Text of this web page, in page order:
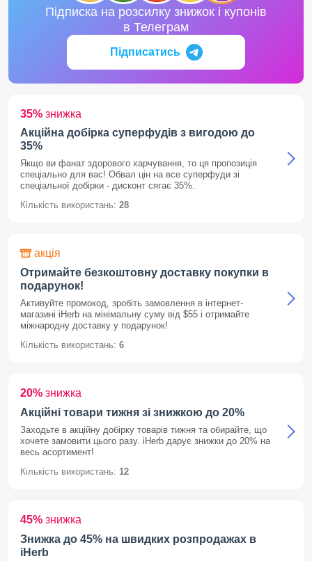
Підписка на розсилку знижок і купонів
в Телеграм
Підписатись
35% знижка
Акційна добірка суперфудів з вигодою до
35%
Якщо ви фанат здорового харчування, то ця пропозиція
спеціально для вас! Обвал цін на все суперфуди зі
спеціальної добірки - дисконт сягає 35%.
Кількість використань: 28
акція
Отримайте безкоштовну доставку покупки в
подарунок!
Активуйте промокод, зробіть замовлення в інтернет-
магазині iHerb на мінімальну суму від $55 і отримайте
міжнародну доставку у подарунок!
Кількість використань: 6
20% знижка
Акційні товари тижня зі знижкою до 20%
Заходьте в акційну добірку товарів тижня та обирайте, що
хочете замовити цього разу. iHerb дарує знижки до 20% на
весь асортимент!
Кількість використань: 12
45% знижка
Знижка до 45% на швидких розпродажах в
iHerb